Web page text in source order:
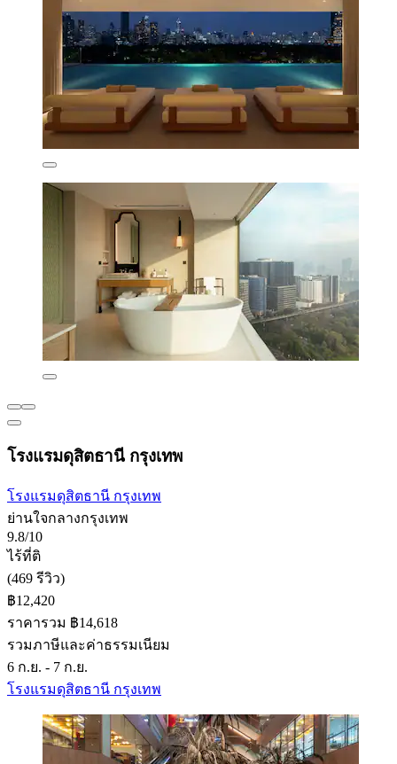
โรงแรมดุสิตธานี กรุงเทพ
โรงแรมดุสิตธานี กรุงเทพ
ย่านใจกลางกรุงเทพ
9.8/10
ไร้ที่ติ
(469 รีวิว)
฿12,420
ราคารวม ฿14,618
รวมภาษีและค่าธรรมเนียม
6 ก.ย. - 7 ก.ย.
โรงแรมดุสิตธานี กรุงเทพ